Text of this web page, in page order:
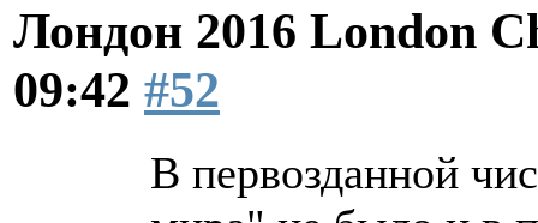
Лондон 2016 London
09:42 #52
В первозданной